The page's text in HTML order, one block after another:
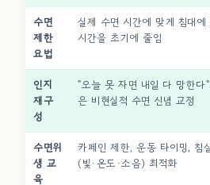
수면
제한
요법
실제 수면 시간에 맞게 침대에
시간을 초기에 줄임
인지
재구
성
"오늘 못 자면 내일 다 망한다
은 비현실적 수면 신념 교정
수면위
생 교
육
카페인 제한, 운동 타이밍, 침
(빛·온도·소음) 최적화